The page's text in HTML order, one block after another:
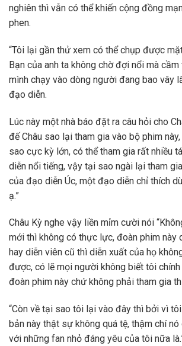
nghiên thì vẫn có thể khiến cộng đồng
phen.
“Tôi lại gần thử xem có thể chụp được
Bạn của anh ta không chờ đợi nổi mà
mình chạy vào dòng người đang bao vây
đạo diễn.
Lúc này một nhà báo đặt ra câu hỏi cho
đế Châu sao lại tham gia vào bộ phim
sao cực kỳ lớn, có thể tham gia rất nhiều
diễn nổi tiếng, vậy tại sao ngài lại tham
của đạo diễn Úc, một đạo diễn chỉ thích
ạ.”
Châu Kỳ nghe vậy liền mỉm cười nói
mới thì không có thực lực, đoàn phim này
hay diễn viên cũ thì diễn xuất của họ
được, có lẽ mọi người không biết tôi
đoàn phim này chứ không phải tham gia
“Còn về tại sao tôi lại vào đây thì bởi vì
bản này thật sự không quá tệ, thậm chí
với những fan nhỏ đáng yêu của tôi nữa